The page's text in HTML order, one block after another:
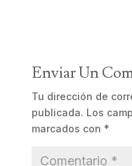
Enviar Un
Tu dirección de
publicada. Los
marcados con *